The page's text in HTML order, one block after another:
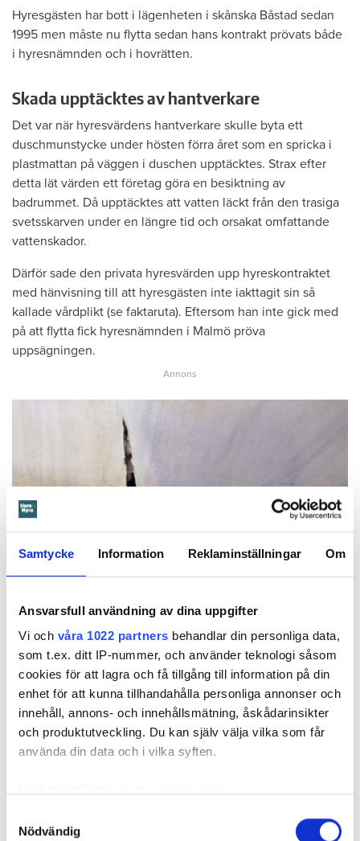
Samtycke Information Reklaminställningar Om
Ansvarsfull användning av dina uppgifter
Vi och våra 1022 partners behandlar din personliga data,
som t.ex. ditt IP-nummer, och använder teknologi såsom
cookies för att lagra och få tillgång till information på din
enhet för att kunna tillhandahålla personliga annonser och
innehåll, annons- och innehållsmätning, åskådarinsikter
och produktutveckling. Du kan själv välja vilka som får
använda din data och i vilka syften.
som kan ha en noggrannhet på upp till flera meter
Nödvändig
Hyresgästen har bott i lägenheten i skånska Båstad sedan
1995 men måste nu flytta sedan hans kontrakt prövats både
i hyresnämnden och i hovrätten.
Skada upptäcktes av hantverkare
Det var när hyresvärdens hantverkare skulle byta ett
duschmunstycke under hösten förra året som en spricka i
plastmattan på väggen i duschen upptäcktes. Strax efter
detta lät värden ett företag göra en besiktning av
badrummet. Då upptäcktes att vatten läckt från den trasiga
svetsskarven under en längre tid och orsakat omfattande
vattenskador.
Därför sade den privata hyresvärden upp hyreskontraktet
med hänvisning till att hyresgästen inte iakttagit sin så
kallade vårdplikt (se faktaruta). Eftersom han inte gick med
på att flytta fick hyresnämnden i Malmö pröva
uppsägningen.
Hyresgästen borde ha upptäckt och larmat om glipan i duschväggen, menar
domstolarna.
Hyresgästen själv menar att hyresvärden under hela den tid
han bott där varken gjort några inspektioner eller något
underhåll av badrummet, och att det är anledningen till att
sprickan har kunnat uppstå. Sprickan var heller inte så lätt
att upptäcka, menar han.
redan 2024 vände sig till hyresgästen med ett erbjudande